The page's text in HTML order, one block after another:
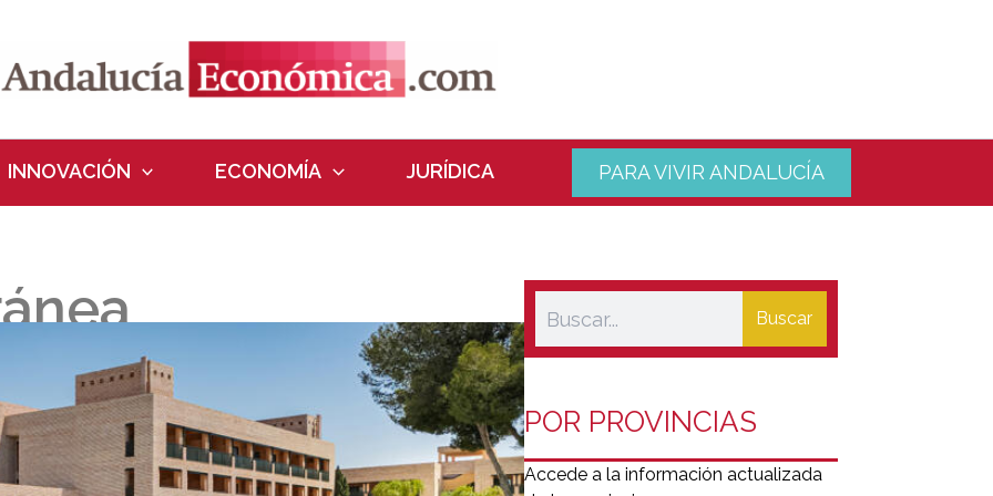
INNOVACIÓN ECONOMÍA JURÍDICA PARA VIVIR ANDALUCÍA
Buscar
POR PROVINCIAS
Accede a la información actualizada